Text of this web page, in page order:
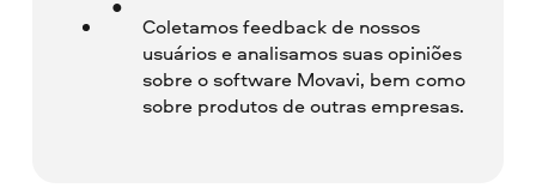
Coletamos feedback de nossos
usuários e analisamos suas opiniões
sobre o software Movavi, bem como
sobre produtos de outras empresas.